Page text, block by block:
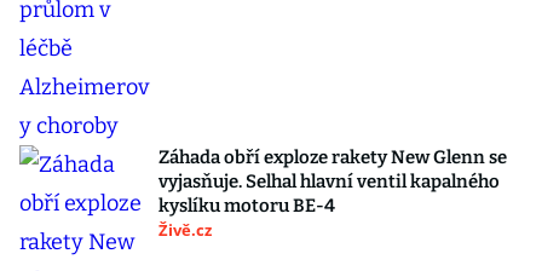
Záhada obří exploze rakety New Glenn se
vyjasňuje. Selhal hlavní ventil kapalného
kyslíku motoru BE-4
Živě.cz